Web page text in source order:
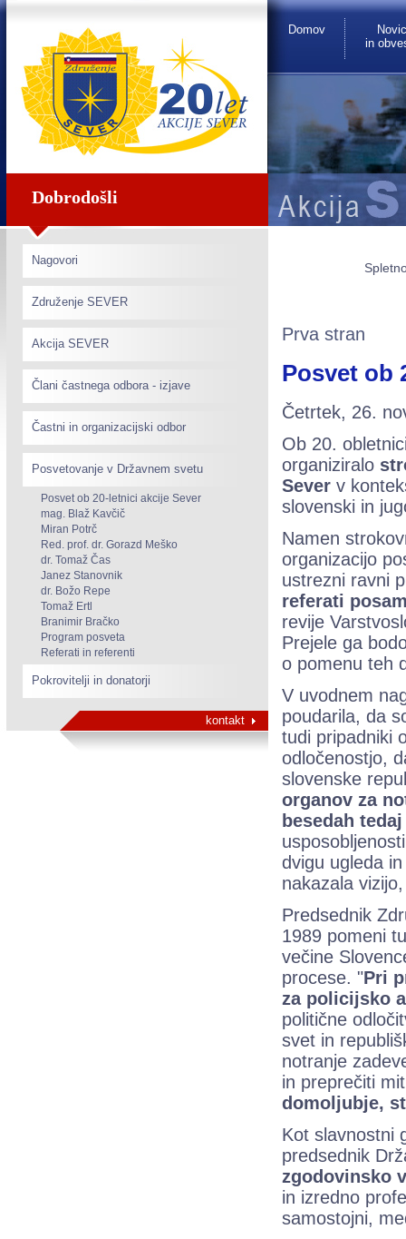
Dobrodošli
Domov
in
Nagovori
Združenje SEVER
Akcija SEVER
Člani častnega odbora - izjave
Častni in organizacijski odbor
Posvetovanje v Državnem svetu
Posvet ob 20-letnici akcije Sever
mag. Blaž Kavčič
Miran Potrč
Red. prof. dr. Gorazd Meško
dr. Tomaž Čas
Janez Stanovnik
dr. Božo Repe
Tomaž Ertl
Branimir Bračko
Program posveta
Referati in referenti
Pokrovitelji in donatorji
kontakt
Prva stran
Posvet ob
Četrtek, 26.
Ob 20.
organiziralo
Sever v
slovenski in
Namen
organizacijo
ustrezni ravni
referati
revije
Prejele ga
o pomenu teh
V uvodnem
poudarila, da
tudi pripadniki
odločenostjo,
slovenske
organov za
besedah
dvigu ugleda
nakazala
Predsednik
1989 pomeni
večine
procese. "Pri
za policijsko
politične
svet in
notranje
in preprečiti
domoljubje,
Kot slavnostni
predsednik
zgodovinsko
in izredno
samostojni,